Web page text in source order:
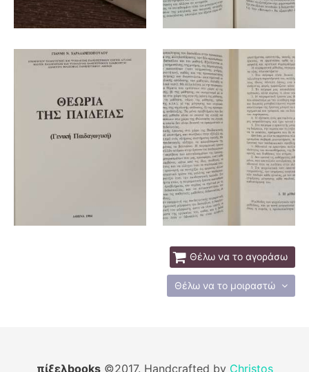
Θέλω να το αγοράσω
Θέλω να το μοιραστώ
πίξελbooks©2017. Handcrafted by Christos